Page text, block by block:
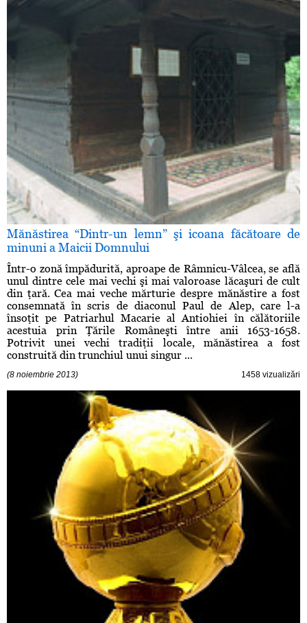
Mănăstirea “Dintr-un lemn” şi icoana făcătoare de
minuni a Maicii Domnului
Într-o zonă împădurită, aproape de Râmnicu-Vâlcea, se află
unul dintre cele mai vechi şi mai valoroase lăcaşuri de cult
din ţară. Cea mai veche mărturie despre mănăstire a fost
consemnată în scris de diaconul Paul de Alep, care l-a
însoţit pe Patriarhul Macarie al Antiohiei în călătoriile
acestuia prin Ţările Româneşti între anii 1653-1658.
Potrivit unei vechi tradiţii locale, mănăstirea a fost
construită din trunchiul unui singur ...
(8 noiembrie 2013) 1458 vizualizări